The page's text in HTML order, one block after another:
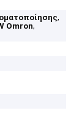
,
Omron,